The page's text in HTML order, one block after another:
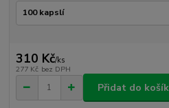
310 Kč/ks
277 Kč bez DPH
Přidat do